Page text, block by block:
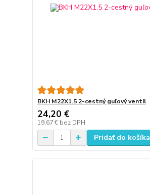
BKH M22X1.5 2-cestný guľový ventil
24,20 €
19,67 € bez DPH
Pridať do košíka